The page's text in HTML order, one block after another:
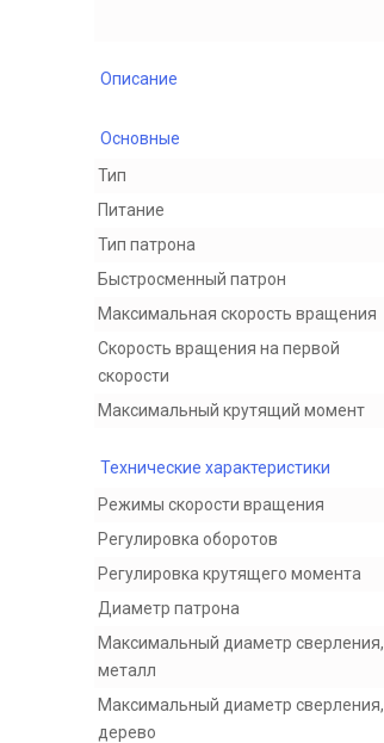
Описание
Основные
Тип
Питание
Тип патрона
Быстросменный патрон
Максимальная скорость вращения
Скорость вращения на первой
скорости
Максимальный крутящий момент
Технические характеристики
Режимы скорости вращения
Регулировка оборотов
Регулировка крутящего момента
Диаметр патрона
Максимальный диаметр сверления,
металл
Максимальный диаметр сверления,
дерево